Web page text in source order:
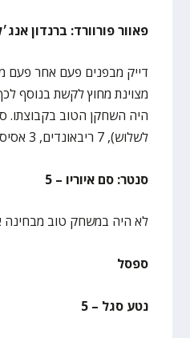
פאוור פורוורד: ברנדון
דייק מבפנים פעם אחר פעם
מצוינת מחוץ לקשת בנוסף
לשלוש), 7 ריבאונדים, 3 אסיסטים ו-24 במדד היעילות.
סנטר: סם איוריו – 5
לא היה במשחק טוב מבחינה
ספסל
נטע סגל – 5